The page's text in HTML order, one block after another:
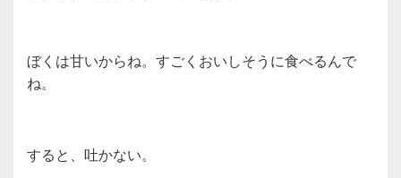
ぼくは甘いからね。すごくおいしそうに食べるんで
ね。
すると、吐かない。